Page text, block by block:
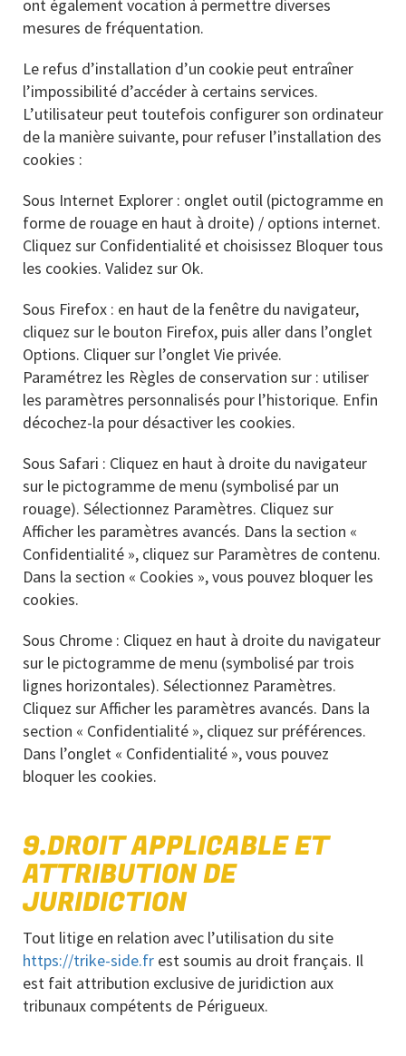
ont également vocation à permettre diverses
mesures de fréquentation.
Le refus d’installation d’un cookie peut entraîner
l’impossibilité d’accéder à certains services.
L’utilisateur peut toutefois configurer son ordinateur
de la manière suivante, pour refuser l’installation des
cookies :
Sous Internet Explorer : onglet outil (pictogramme en
forme de rouage en haut à droite) / options internet.
Cliquez sur Confidentialité et choisissez Bloquer tous
les cookies. Validez sur Ok.
Sous Firefox : en haut de la fenêtre du navigateur,
cliquez sur le bouton Firefox, puis aller dans l’onglet
Options. Cliquer sur l’onglet Vie privée.
Paramétrez les Règles de conservation sur : utiliser
les paramètres personnalisés pour l’historique. Enfin
décochez-la pour désactiver les cookies.
Sous Safari : Cliquez en haut à droite du navigateur
sur le pictogramme de menu (symbolisé par un
rouage). Sélectionnez Paramètres. Cliquez sur
Afficher les paramètres avancés. Dans la section «
Confidentialité », cliquez sur Paramètres de contenu.
Dans la section « Cookies », vous pouvez bloquer les
cookies.
Sous Chrome : Cliquez en haut à droite du navigateur
sur le pictogramme de menu (symbolisé par trois
lignes horizontales). Sélectionnez Paramètres.
Cliquez sur Afficher les paramètres avancés. Dans la
section « Confidentialité », cliquez sur préférences.
Dans l’onglet « Confidentialité », vous pouvez
bloquer les cookies.
9.DROIT APPLICABLE ET
ATTRIBUTION DE
JURIDICTION
Tout litige en relation avec l’utilisation du site
https://trike-side.fr est soumis au droit français. Il
est fait attribution exclusive de juridiction aux
tribunaux compétents de Périgueux.